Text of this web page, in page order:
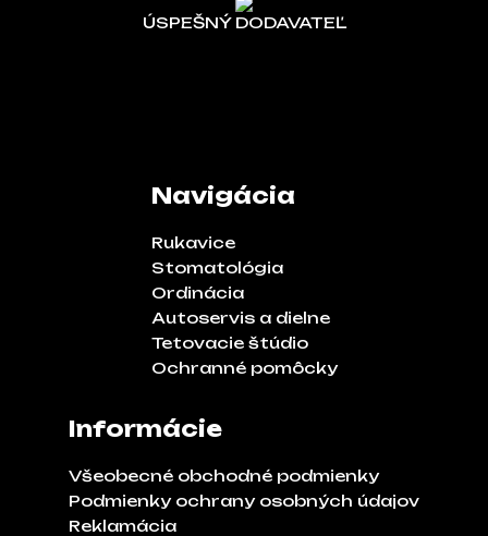
ÚSPEŠNÝ DODAVATEĽ
Navigácia
Rukavice
Stomatológia
Ordinácia
Autoservis a dielne
Tetovacie štúdio
Ochranné pomôcky
Informácie
Všeobecné obchodné podmienky
Podmienky ochrany osobných údajov
Reklamácia